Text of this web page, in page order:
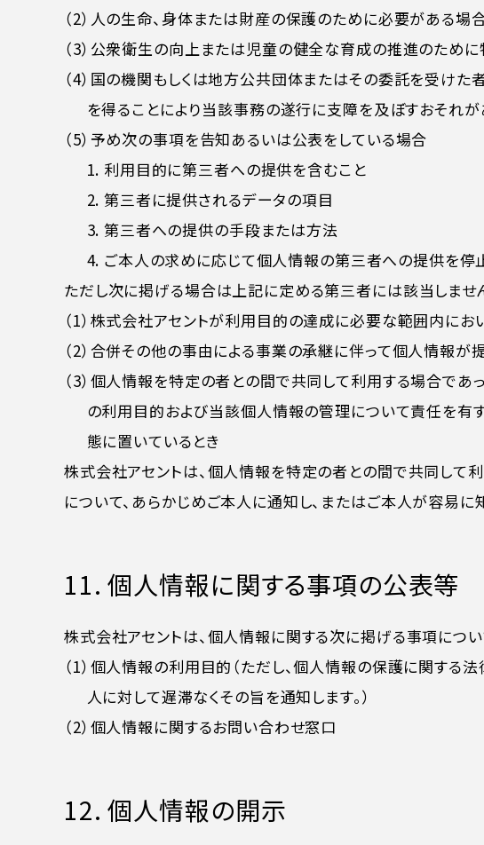
（2）人の生命、身体または財産の保護のために必要がある場
（3）公衆衛生の向上または児童の健全な育成の推進のため
（4）国の機関もしくは地方公共団体またはその委託を受け
を得ることにより当該事務の遂行に支障を及ぼすおそれが
（5）予め次の事項を告知あるいは公表をしている場合
1. 利用目的に第三者への提供を含むこと
2. 第三者に提供されるデータの項目
3. 第三者への提供の手段または方法
4. ご本人の求めに応じて個人情報の第三者への提供を停
ただし次に掲げる場合は上記に定める第三者には該当しませ
（1）株式会社アセントが利用目的の達成に必要な範囲内に
（2）合併その他の事由による事業の承継に伴って個人情報が
（3）個人情報を特定の者との間で共同して利用する場合で
の利用目的および当該個人情報の管理について責任を有
態に置いているとき
株式会社アセントは、個人情報を特定の者との間で共同し
について、あらかじめご本人に通知し、またはご本人が容易に
11. 個人情報に関する事項の公表等
株式会社アセントは、個人情報に関する次に掲げる事項につ
（1）個人情報の利用目的（ただし、個人情報の保護に関する
人に対して遅滞なくその旨を通知します。）
（2）個人情報に関するお問い合わせ窓口
12. 個人情報の開示